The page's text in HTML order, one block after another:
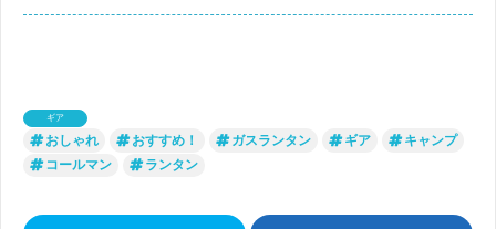
ギア
おしゃれ おすすめ！ ガスランタン ギア
キャンプ
コールマン
ランタン